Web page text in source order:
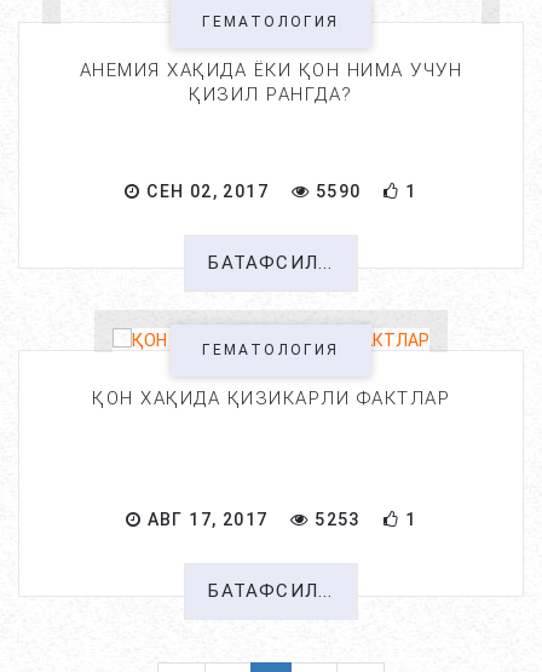
ГЕМАТОЛОГИЯ
АНЕМИЯ ХАҚИДА ЁКИ ҚОН НИМА УЧУН
ҚИЗИЛ РАНГДА?
СЕН 02, 2017 5590 1
БАТАФСИЛ...
ГЕМАТОЛОГИЯ
ҚОН ХАҚИДА ҚИЗИКАРЛИ ФАКТЛАР
АВГ 17, 2017 5253 1
БАТАФСИЛ...